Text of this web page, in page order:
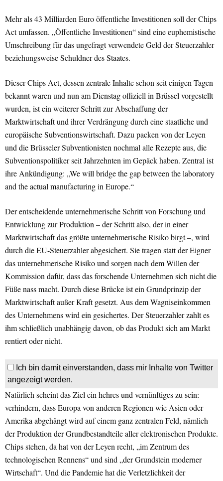
Mehr als 43 Milliarden Euro öffentliche Investitionen soll der Chips
Act umfassen. „Öffentliche Investitionen“ sind eine euphemistische
Umschreibung für das ungefragt verwendete Geld der Steuerzahler
beziehungsweise Schuldner des Staates.
Dieser Chips Act, dessen zentrale Inhalte schon seit einigen Tagen
bekannt waren und nun am Dienstag offiziell in Brüssel vorgestellt
wurden, ist ein weiterer Schritt zur Abschaffung der
Marktwirtschaft und ihrer Verdrängung durch eine staatliche und
europäische Subventionswirtschaft. Dazu packen von der Leyen
und die Brüsseler Subventionisten nochmal alle Rezepte aus, die
Subventionspolitiker seit Jahrzehnten im Gepäck haben. Zentral ist
ihre Ankündigung: „We will bridge the gap between the laboratory
and the actual manufacturing in Europe.“
Der entscheidende unternehmerische Schritt von Forschung und
Entwicklung zur Produktion – der Schritt also, der in einer
Marktwirtschaft das größte unternehmerische Risiko birgt –, wird
durch die EU-Steuerzahler abgesichert. Sie tragen statt der Eigner
das unternehmerische Risiko und sorgen nach dem Willen der
Kommission dafür, dass das forschende Unternehmen sich nicht die
Füße nass macht. Durch diese Brücke ist ein Grundprinzip der
Marktwirtschaft außer Kraft gesetzt. Aus dem Wagniseinkommen
des Unternehmens wird ein gesichertes. Der Steuerzahler zahlt es
ihm schließlich unabhängig davon, ob das Produkt sich am Markt
rentiert oder nicht.
Ich bin damit einverstanden, dass mir Inhalte von Twitter
angezeigt werden.
Natürlich scheint das Ziel ein hehres und vernünftiges zu sein:
verhindern, dass Europa von anderen Regionen wie Asien oder
Amerika abgehängt wird auf einem ganz zentralen Feld, nämlich
der Produktion der Grundbestandteile aller elektronischen Produkte.
Chips stehen, da hat von der Leyen recht, „im Zentrum des
technologischen Rennens“ und sind „der Grundstein moderner
Wirtschaft“. Und die Pandemie hat die Verletzlichkeit der